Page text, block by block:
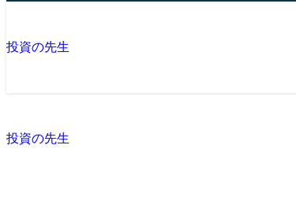
投資の先生
投資の先生